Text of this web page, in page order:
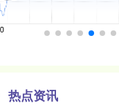
热点资讯